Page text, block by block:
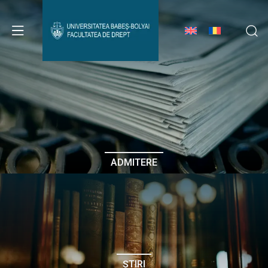
Avizier Studenți
Studii
Admitere
Erasmus & Internațional
Despre Facultate
ADMITERE
ȘTIRI